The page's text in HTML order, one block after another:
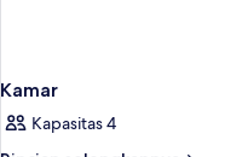
Kamar
Kapasitas 4